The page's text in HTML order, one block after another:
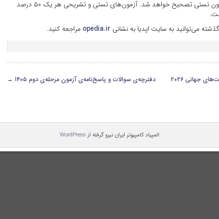
پاسخنامه‌ی تشریحی حدودا ۲۰۰ نفر اول آزمون تستی تصحیح خواهد شد. آزمون‌های تستی و تشریحی هر یک ۵۰ درصد
می‌توانید به سایت اپدیا به نشانی opedia.ir مراجعه کنید.
جهانی ۲۰۲۶ دفترچه‌ی سوالات و پاسخ‌نامه‌ی آزمون مرحله‌ی دوم ۱۴۰۵ →
المپیاد کامپیوتر ایران نیرو گرفته از WordPress